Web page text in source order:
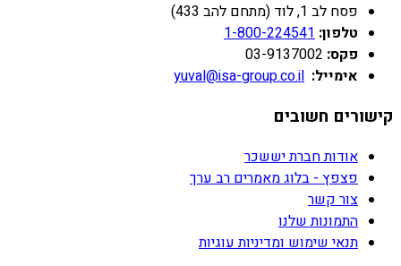
פסח לב 1, לוד (מתחם להב 433)
טלפון: 1-800-224541
פקס: 03-9137002
אימייל: yuval@isa-group.co.il
קישורים חשובים
אודות חברת יששכר
פצפץ - בלוג מאמרים רב ערך
צור קשר
התמונות שלנו
תנאי שימוש ומדיניות עוגיות